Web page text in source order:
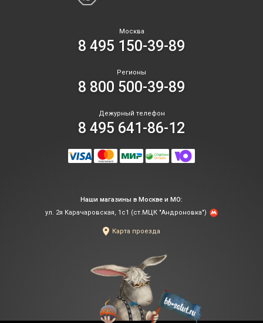
Москва
8 495 150-39-89
Регионы
8 800 500-39-89
Дежурный телефон
8 495 641-86-12
Наши магазины в Москве и МО:
ул. 2я Карачаровская, 1с1 (ст.МЦК "Андроновка")
Карта проезда